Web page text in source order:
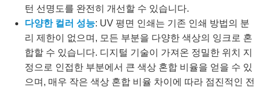
턴 선명도를 완전히 개선할 수 있습니다.
다양한 컬러 성능: UV 평면 인쇄는 기존 인쇄 방법의 분
리 제한이 없으며, 모든 부분을 다양한 색상의 잉크로 혼
합할 수 있습니다. 디지털 기술이 가져온 정밀한 위치 지
정으로 인접한 부분에서 큰 색상 혼합 비율을 얻을 수 있
으며, 매우 작은 색상 혼합 비율 차이에 따라 점진적인 전